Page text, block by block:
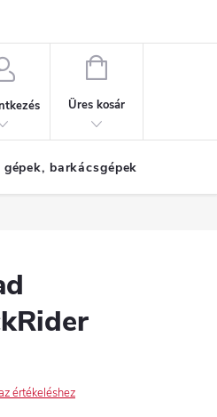
KOSÁR
Üres kosár
barkácsgépek
értékeléshez